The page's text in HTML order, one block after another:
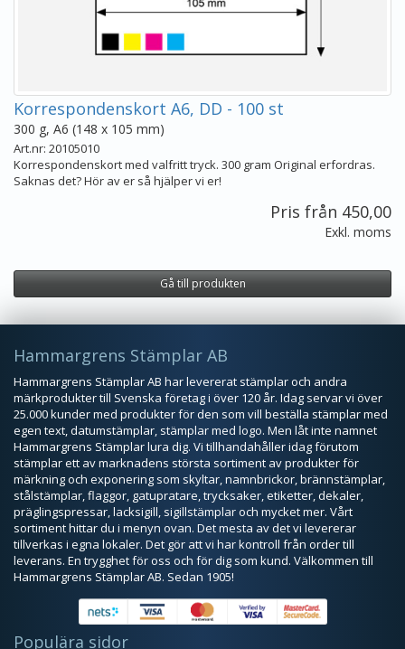
Korrespondenskort A6, DD - 100 st
300 g, A6 (148 x 105 mm)
Art.nr: 20105010
Korrespondenskort med valfritt tryck. 300 gram Original erfordras.
Saknas det? Hör av er så hjälper vi er!
Pris från 450,00
Exkl. moms
Gå till produkten
Hammargrens Stämplar AB
Hammargrens Stämplar AB har levererat stämplar och andra
märkprodukter till Svenska företag i över 120 år. Idag servar vi över
25.000 kunder med produkter för den som vill beställa stämplar med
egen text, datumstämplar, stämplar med logo. Men låt inte namnet
Hammargrens Stämplar lura dig. Vi tillhandahåller idag förutom
stämplar ett av marknadens största sortiment av produkter för
märkning och exponering som skyltar, namnbrickor, brännstämplar,
stålstämplar, flaggor, gatupratare, trycksaker, etiketter, dekaler,
präglingspressar, lacksigill, sigillstämplar och mycket mer. Vårt
sortiment hittar du i menyn ovan. Det mesta av det vi levererar
tillverkas i egna lokaler. Det gör att vi har kontroll från order till
leverans. En trygghet för oss och för dig som kund. Välkommen till
Hammargrens Stämplar AB. Sedan 1905!
Populära sidor